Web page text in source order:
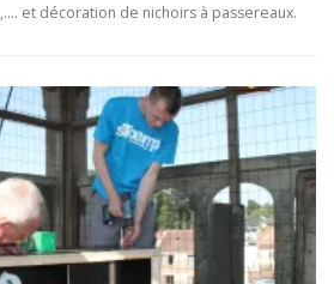
et décoration de nichoirs à passereaux.